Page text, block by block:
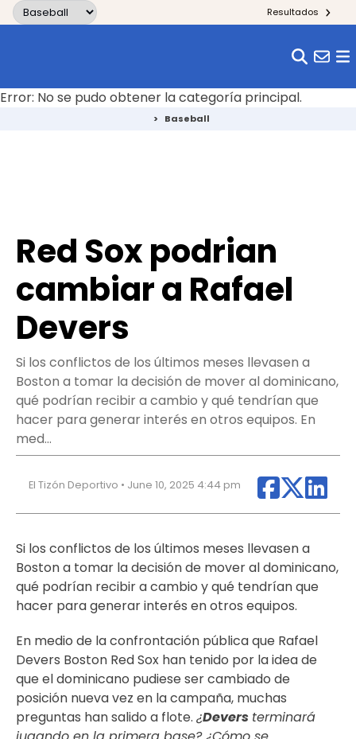
Skip to content Resultados
Error: No se pudo obtener la categoría principal.
> Baseball
Red Sox podrian
cambiar a Rafael
Devers
Si los conflictos de los últimos meses llevasen a
Boston a tomar la decisión de mover al dominicano,
qué podrían recibir a cambio y qué tendrían que
hacer para generar interés en otros equipos. En
med…
El Tizón Deportivo • June 10, 2025 4:44 pm
Si los conflictos de los últimos meses llevasen a
Boston a tomar la decisión de mover al dominicano,
qué podrían recibir a cambio y qué tendrían que
hacer para generar interés en otros equipos.
En medio de la confrontación pública que Rafael
Devers Boston Red Sox han tenido por la idea de
que el dominicano pudiese ser cambiado de
posición nueva vez en la campaña, muchas
preguntas han salido a flote. ¿Devers terminará